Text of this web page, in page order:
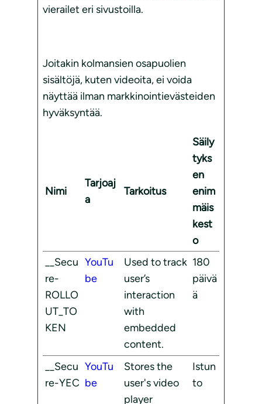
vierailet eri sivustoilla.
Joitakin kolmansien osapuolien
sisältöjä, kuten videoita, ei voida
näyttää ilman markkinointievästeiden
hyväksyntää.
Nimi
Tarjoaj
a
Tarkoitus
Säily
tyks
en
enim
mäis
kest
o
__Secu
re-
ROLLO
UT_TO
KEN
YouTu
be
Used to track
user’s
interaction
with
embedded
content.
180
päivä
ä
__Secu
re-YEC
YouTu
be
Stores the
user's video
player
Istun
to